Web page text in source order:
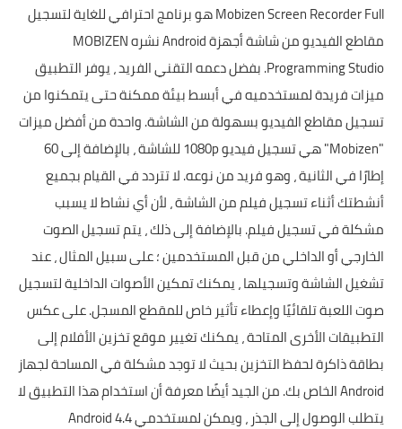
Mobizen Screen Recorder Full هو برنامج احترافي للغاية لتسجيل
مقاطع الفيديو من شاشة أجهزة Android نشره MOBIZEN
Programming Studio. بفضل دعمه التقني الفريد ، يوفر التطبيق
ميزات فريدة لمستخدميه في أبسط بيئة ممكنة حتى يتمكنوا من
تسجيل مقاطع الفيديو بسهولة من الشاشة. واحدة من أفضل ميزات
"Mobizen" هي تسجيل فيديو 1080p للشاشة ، بالإضافة إلى 60
إطارًا في الثانية ، وهو فريد من نوعه. لا تتردد في القيام بجميع
أنشطتك أثناء تسجيل فيلم من الشاشة ، لأن أي نشاط لا يسبب
مشكلة في تسجيل فيلم. بالإضافة إلى ذلك ، يتم تسجيل الصوت
الخارجي أو الداخلي من قبل المستخدمين ؛ على سبيل المثال ، عند
تشغيل الشاشة وتسجيلها ، يمكنك تمكين الأصوات الداخلية لتسجيل
صوت اللعبة تلقائيًا وإعطاء تأثير خاص للمقطع المسجل. على عكس
التطبيقات الأخرى المتاحة ، يمكنك تغيير موقع تخزين الأفلام إلى
بطاقة ذاكرة لحفظ التخزين بحيث لا توجد مشكلة في المساحة لجهاز
Android الخاص بك. من الجيد أيضًا معرفة أن استخدام هذا التطبيق لا
يتطلب الوصول إلى الجذر ، ويمكن لمستخدمي Android 4.4